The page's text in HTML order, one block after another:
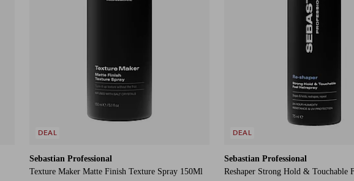
Sebastian Professional
Texture Maker Matte Finish Texture Spray 150Ml
DEAL
Sebastian Professional
Reshaper Strong Hold & Touchable
DEAL